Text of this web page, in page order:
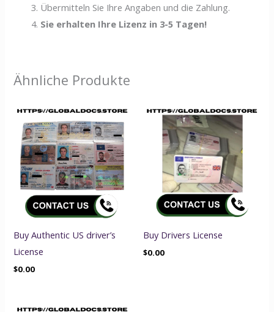
Übermitteln Sie Ihre Angaben und die Zahlung.
Sie erhalten Ihre Lizenz in 3-5 Tagen!
Ähnliche Produkte
Buy Authentic US driver’s
License
$0.00
Buy Drivers License
$0.00